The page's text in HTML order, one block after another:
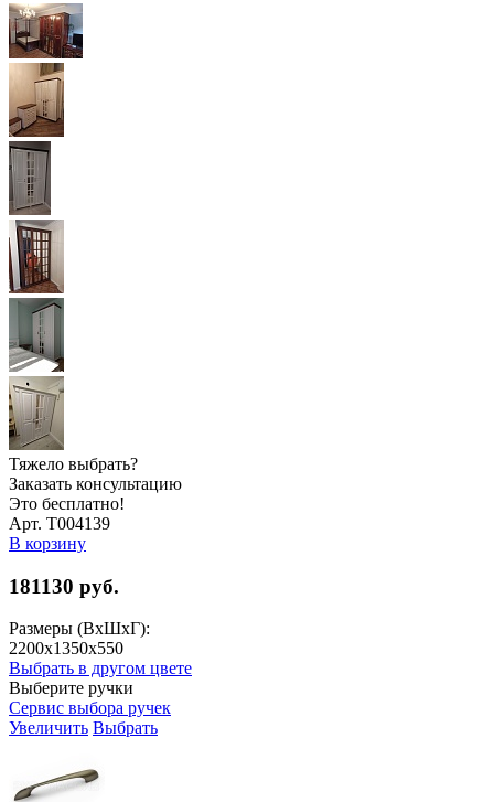
Тяжело выбрать?
Заказать консультацию
Это бесплатно!
Арт. Т004139
В корзину
181130 руб.
Размеры (ВхШхГ):
2200x1350x550
Выбрать в другом цвете
Выберите ручки
Сервис выбора ручек
Увеличить Выбрать